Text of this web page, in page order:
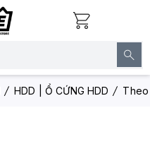
HDD | Ổ CỨNG HDD